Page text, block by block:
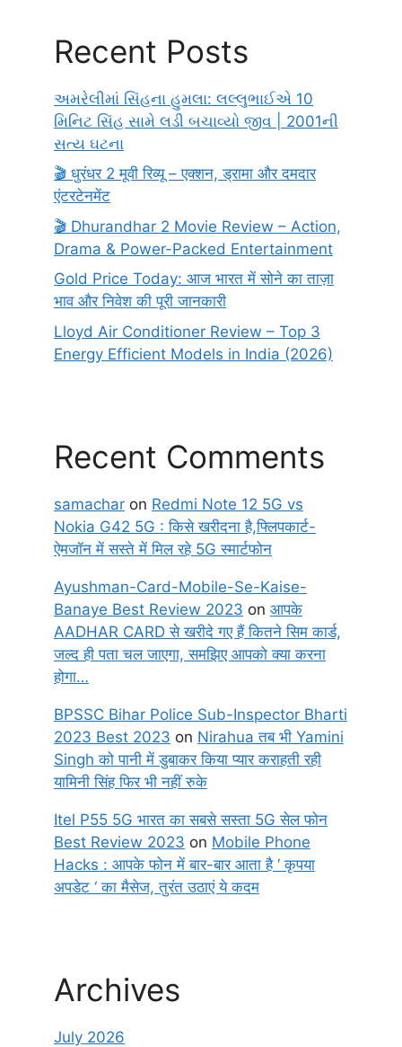
Recent Posts
અમરેલીમાં સિંહના હુમલા: લલ્લુભાઈએ 10
મિનિટ સિંહ સામે લડી બચાવ્યો જીવ | 2001ની
સત્ય ઘટના
🎬 धुरंधर 2 मूवी रिव्यू – एक्शन, ड्रामा और दमदार
एंटरटेनमेंट
🎬 Dhurandhar 2 Movie Review – Action,
Drama & Power-Packed Entertainment
Gold Price Today: आज भारत में सोने का ताज़ा
भाव और निवेश की पूरी जानकारी
Lloyd Air Conditioner Review – Top 3
Energy Efficient Models in India (2026)
Recent Comments
samachar on Redmi Note 12 5G vs
Nokia G42 5G : किसे खरीदना है,फ्लिपकार्ट-
ऐमजॉन में सस्ते में मिल रहे 5G स्मार्टफोन
Ayushman-Card-Mobile-Se-Kaise-
Banaye Best Review 2023 on आपके
AADHAR CARD से खरीदे गए हैं कितने सिम कार्ड,
जल्द ही पता चल जाएगा, समझिए आपको क्या करना
होगा…
BPSSC Bihar Police Sub-Inspector Bharti
2023 Best 2023 on Nirahua तब भी Yamini
Singh को पानी में डुबाकर किया प्यार कराहती रही
यामिनी सिंह फिर भी नहीं रुके
Itel P55 5G भारत का सबसे सस्ता 5G सेल फोन
Best Review 2023 on Mobile Phone
Hacks : आपके फोन में बार-बार आता है ‘ कृपया
अपडेट ‘ का मैसेज, तुरंत उठाएं ये कदम
Archives
July 2026